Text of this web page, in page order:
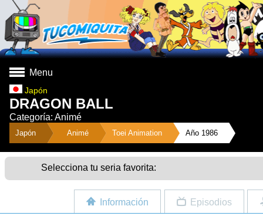
Menu
Japón
DRAGON BALL
Categoría: Animé
Japón Animé Toei Animation Año 1986
Selecciona tu seria favorita:
Información Episodios